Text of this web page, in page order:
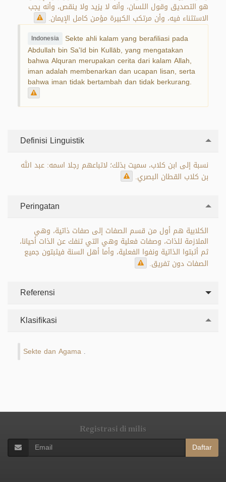
هو التصديق وقول اللسان، وأنه لا يزيد ولا ينقص، وأنه يجب
الاستثناء فيه، وأن مرتكب الكبيرة مؤمن كامل الإيمان.
Indonesia Sekte ahli kalam yang berafiliasi pada
Abdullah bin Sa'īd bin Kullāb, yang mengatakan
bahwa Alquran merupakan cerita dari kalam Allah,
iman adalah membenarkan dan ucapan lisan, serta
bahwa iman tidak bertambah dan tidak berkurang.
Definisi Linguistik
نسبة إلى ابن كلاب، سميت بذلك؛ لاتباعهم رجلا اسمه: عبد الله
بن كلاب القطان البصري.
Peringatan
الكلابية هم أول من قسم الصفات إلى صفات ذاتية، وهي
الملازمة للذات، وصفات فعلية وهي التي تنفك عن الذات أحيانا،
ثم أثبتوا الذاتية ونفوا الفعلية، وأما أهل السنة فيثبتون جميع
الصفات دون تفريق.
Referensi
Klasifikasi
Sekte dan Agama
Registrasi di milis
Daftar